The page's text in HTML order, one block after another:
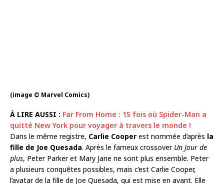
(image © Marvel Comics)
À LIRE AUSSI : Far From Home : 15 fois où Spider-Man a
quitté New York pour voyager à travers le monde !
Dans le même registre, Carlie Cooper est nommée d’après la
fille de Joe Quesada. Après le fameux crossover Un Jour de
plus, Peter Parker et Mary Jane ne sont plus ensemble. Peter
a plusieurs conquêtes possibles, mais c’est Carlie Cooper,
l’avatar de la fille de Joe Quesada, qui est mise en avant. Elle